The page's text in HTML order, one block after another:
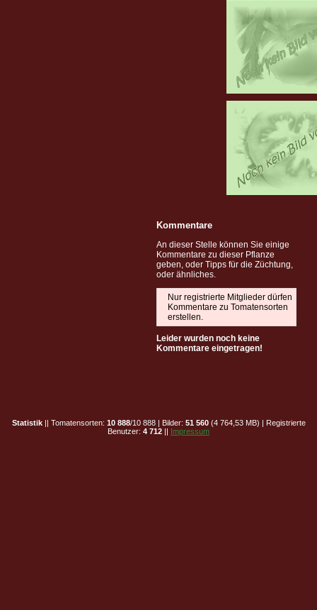
Kommentare
An dieser Stelle können Sie einige
Kommentare zu dieser Pflanze
geben, oder Tipps für die Züchtung,
oder ähnliches.
Nur registrierte Mitglieder dürfen
Kommentare zu Tomatensorten
erstellen.
Leider wurden noch keine
Kommentare eingetragen!
Statistik|| Tomatensorten: 10 888/10 888 | Bilder: 51 560(4 764,53 MB) | Registrierte
Benutzer: 4 712 || Impressum